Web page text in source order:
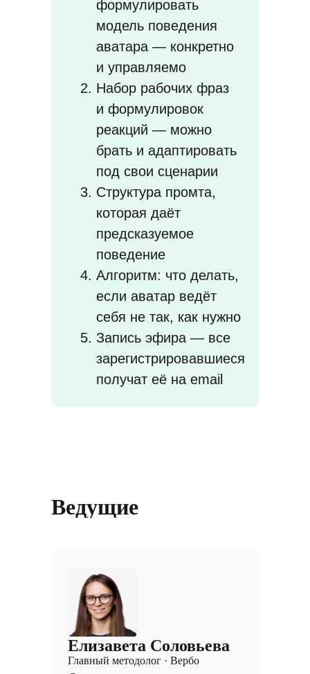
формулировать
модель поведения
аватара — конкретно
и управляемо
Набор рабочих фраз
и формулировок
реакций — можно
брать и адаптировать
под свои сценарии
Структура промта,
которая даёт
предсказуемое
поведение
Алгоритм: что делать,
если аватар ведёт
себя не так, как нужно
Запись эфира — все
зарегистрировавшиеся
получат её на email
Ведущие
Елизавета Соловьева
Главный методолог · Вербо